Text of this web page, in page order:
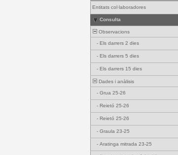
Entitats col·laboradores
Consulta
Observacions
- Els darrers 2 dies
- Els darrers 5 dies
- Els darrers 15 dies
Dades i anàlisis
- Grua 25-26
- Reietó 25-26
- Reietó 25-26
- Graula 23-25
- Aratinga mitrada 23-25